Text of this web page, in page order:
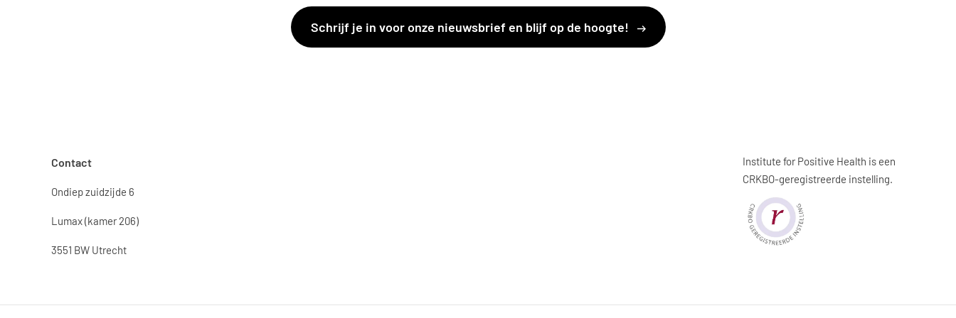
Schrijf je in voor onze nieuwsbrief en blijf op de hoogte!
Contact
Ondiep zuidzijde 6
Lumax (kamer 206)
3551 BW Utrecht
Institute for Positive Health is een
CRKBO-geregistreerde instelling.